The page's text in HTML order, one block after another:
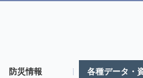
防災情報 各種データ・